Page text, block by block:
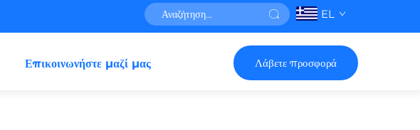
EL
Επικοινωνήστε μαζί μας Λάβετε προσφορά